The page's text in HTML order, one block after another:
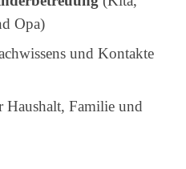
Opa)
und Kontakte
Haushalt, Familie und